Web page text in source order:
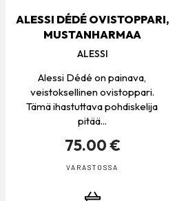
ALESSI DÉDÉ OVISTOPPARI,
MUSTANHARMAA
ALESSI
Alessi Dédé on painava,
veistoksellinen ovistoppari.
Tämä ihastuttava pohdiskelija
pitää...
75.00 €
VARASTOSSA